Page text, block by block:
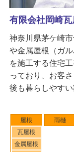
屋根
瓦屋根
金属屋根
雨樋
有限会社岡崎瓦
神奈川県茅ケ崎
や金属屋根（ガ
を施工する住宅
っており、お客
後も暮らしやす